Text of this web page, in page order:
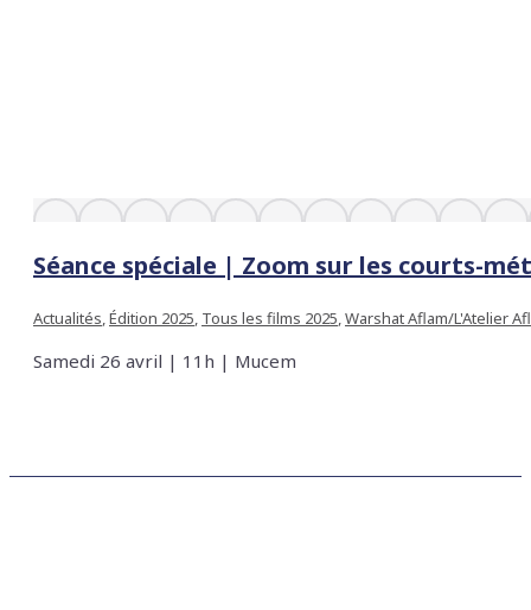
Séance spéciale | Zoom sur les courts-
Actualités,Édition 2025, Tous les films 2025,Warshat Aflam/L'Atelier
Samedi 26 avril | 11h | Mucem